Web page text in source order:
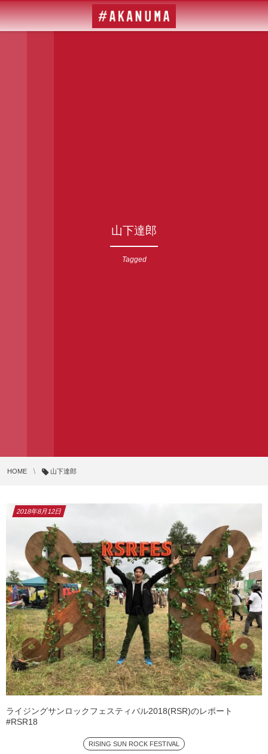
山下達郎
Tagged
HOME 山下達郎
2018年8月12日
ライジングサンロックフェスティバル2018(RSR)のレポート
#RSR18
RISING SUN ROCK FESTIVAL